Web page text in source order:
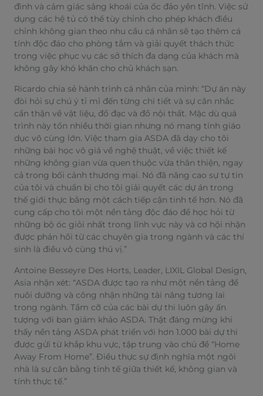
đình và cảm giác sảng khoái của ốc đảo yên tĩnh. Việc sử
dụng các hệ tủ có thể tùy chỉnh cho phép khách điều
chỉnh không gian theo nhu cầu cá nhân sẽ tạo thêm cá
tính độc đáo cho phòng tắm và giải quyết thách thức
trong việc phục vụ các sở thích đa dạng của khách mà
không gây khó khăn cho chủ khách sạn.
Ricardo chia sẻ hành trình cá nhân của mình: “Dự án này
đòi hỏi sự chú ý tỉ mỉ đến từng chi tiết và sự cân nhắc
cẩn thận về vật liệu, đồ đạc và đồ nội thất. Mặc dù quá
trình này tốn nhiều thời gian nhưng nó mang tính giáo
dục vô cùng lớn. Việc tham gia ASDA đã dạy cho tôi
những bài học vô giá về nghệ thuật, về việc thiết kế
những không gian vừa quen thuộc vừa thân thiện, ngay
cả trong bối cảnh thương mại. Nó đã nâng cao sự tự tin
của tôi và chuẩn bị cho tôi giải quyết các dự án trong
thế giới thực bằng một cách tiếp cận tinh tế hơn. Nó đã
cung cấp cho tôi một nền tảng độc đáo để học hỏi từ
những bộ óc giỏi nhất trong lĩnh vực này và cơ hội nhận
được phản hồi từ các chuyên gia trong ngành và các thí
sinh là điều vô cùng thú vị.”
Antoine Besseyre Des Horts, Leader, LIXIL Global Design,
Asia nhận xét: “ASDA được tạo ra như một nền tảng để
nuôi dưỡng và công nhận những tài năng tương lai
trong ngành. Tầm cỡ của các bài dự thi luôn gây ấn
tượng với ban giám khảo ASDA. Thật đáng mừng khi
thấy nền tảng ASDA phát triển với hơn 1.000 bài dự thi
được gửi từ khắp khu vực, tập trung vào chủ đề “Home
Away From Home”. Điều thực sự định nghĩa một ngôi
nhà là sự cân bằng tinh tế giữa thiết kế, không gian và
tính thực tế.”